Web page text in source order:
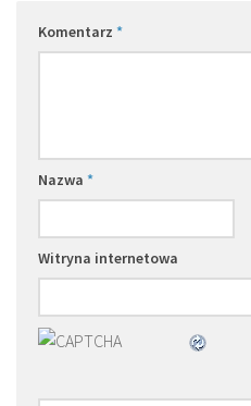
Komentarz *
Nazwa *
Witryna internetowa